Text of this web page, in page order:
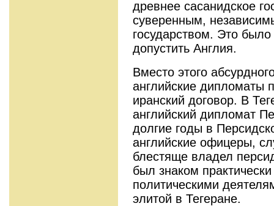
древнее сасанидское
суверенным,
государством. Это было
допустить Англия.
Вместо этого
английские дипломаты
иранский договор. В
английский дипломат
долгие годы в
английские офицеры,
блестяще владел
был знаком
политическими
элитой в Тегеране.